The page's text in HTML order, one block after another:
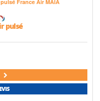
pulsé